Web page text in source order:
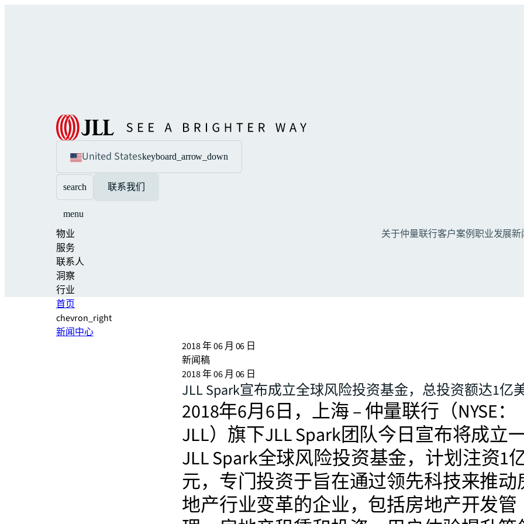
United Stateskeyboard_arrow_down
search 联系我们
menu
物业
服务
联系人
洞察
行业
关于仲量联行客户案例职业发展新
首页
chevron_right
新闻中心
2018 年 06 月 06 日
新闻稿
2018 年 06 月 06 日
JLL Spark宣布成立全球风险投资基金，总投资额达1亿
2018年6月6日，上海 – 仲量联行（NYSE：
JLL）旗下JLL Spark团队今日宣布将成立
JLL Spark全球风险投资基金，计划注资1
元，专门投资于旨在通过领先科技来推动
地产行业变革的企业，包括房地产开发管